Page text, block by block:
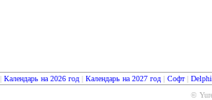
Календарь на 2026 год| Календарь на 2027 год| Софт|
©